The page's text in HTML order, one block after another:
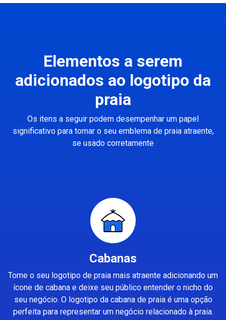
Elementos a serem
adicionados ao logotipo da
praia
Os itens a seguir podem desempenhar um papel
significativo para tornar o seu emblema de praia atraente,
se usado corretamente
Cabanas
Torne o seu logotipo de praia mais atraente adicionando um
ícone de cabana e deixe seu público entender o nicho do
seu negócio. O logotipo da cabana de praia é uma opção
perfeita para representar um negócio relacionado à praia.